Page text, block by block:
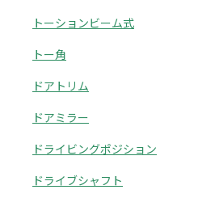
トーションビーム式
トー角
ドアトリム
ドアミラー
ドライビングポジション
ドライブシャフト